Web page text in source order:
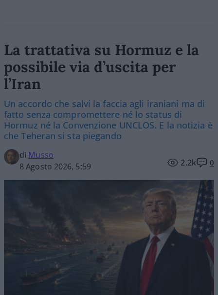
La trattativa su Hormuz e la
possibile via d’uscita per
l’Iran
Un accordo che salvi la faccia agli iraniani ma di
fatto senza compromettere né lo status di
Hormuz né la Convenzione UNCLOS. E la notizia è
che Teheran si sta piegando
di Musso
8 Agosto 2026, 5:59
2.2k 0